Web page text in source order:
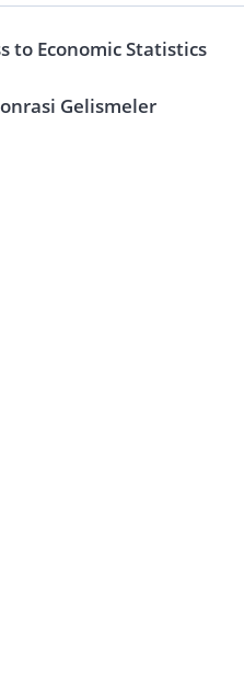
to Economic Statistics
Gelismeler